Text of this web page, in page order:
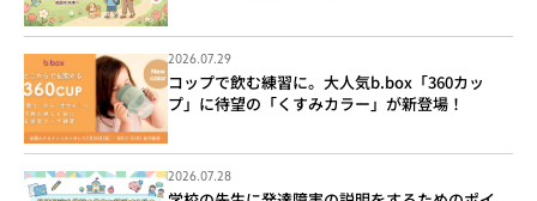
2026.07.29
コップで飲む練習に。大人気b.box「360カッ
プ」に待望の「くすみカラー」が新登場！
2026.07.28